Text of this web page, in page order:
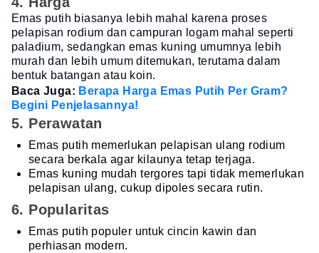
Emas putih biasanya lebih mahal karena proses
pelapisan rodium dan campuran logam mahal seperti
paladium, sedangkan emas kuning umumnya lebih
murah dan lebih umum ditemukan, terutama dalam
bentuk batangan atau koin.
Baca Juga: Berapa Harga Emas Putih Per Gram?
Begini Penjelasannya!
5. Perawatan
Emas putih memerlukan pelapisan ulang rodium
secara berkala agar kilaunya tetap terjaga.
Emas kuning mudah tergores tapi tidak memerlukan
pelapisan ulang, cukup dipoles secara rutin.
6. Popularitas
Emas putih populer untuk cincin kawin dan
perhiasan modern.